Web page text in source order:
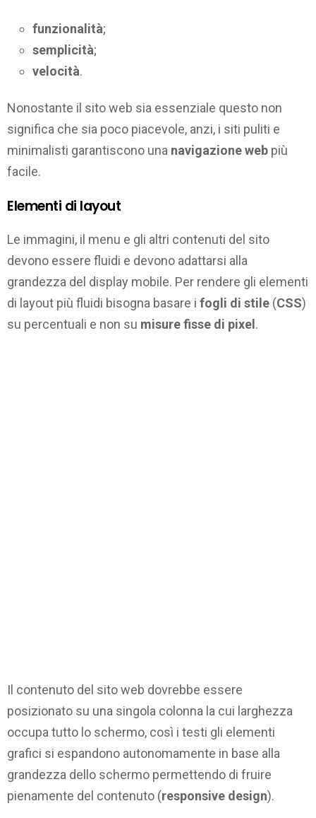
funzionalità;
semplicità;
velocità.
Nonostante il sito web sia essenziale questo non
significa che sia poco piacevole, anzi, i siti puliti e
minimalisti garantiscono una navigazione web più
facile.
Elementi di layout
Le immagini, il menu e gli altri contenuti del sito
devono essere fluidi e devono adattarsi alla
grandezza del display mobile. Per rendere gli elementi
di layout più fluidi bisogna basare i fogli di stile (CSS)
su percentuali e non su misure fisse di pixel .
Il contenuto del sito web dovrebbe essere
posizionato su una singola colonna la cui larghezza
occupa tutto lo schermo, così i testi gli elementi
grafici si espandono autonomamente in base alla
grandezza dello schermo permettendo di fruire
pienamente del contenuto (responsive design).